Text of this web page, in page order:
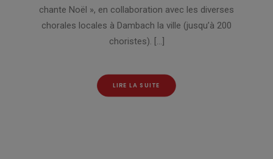
chante Noël », en collaboration avec les diverses
chorales locales à Dambach la ville (jusqu’à 200
choristes). […]
LIRE LA SUITE